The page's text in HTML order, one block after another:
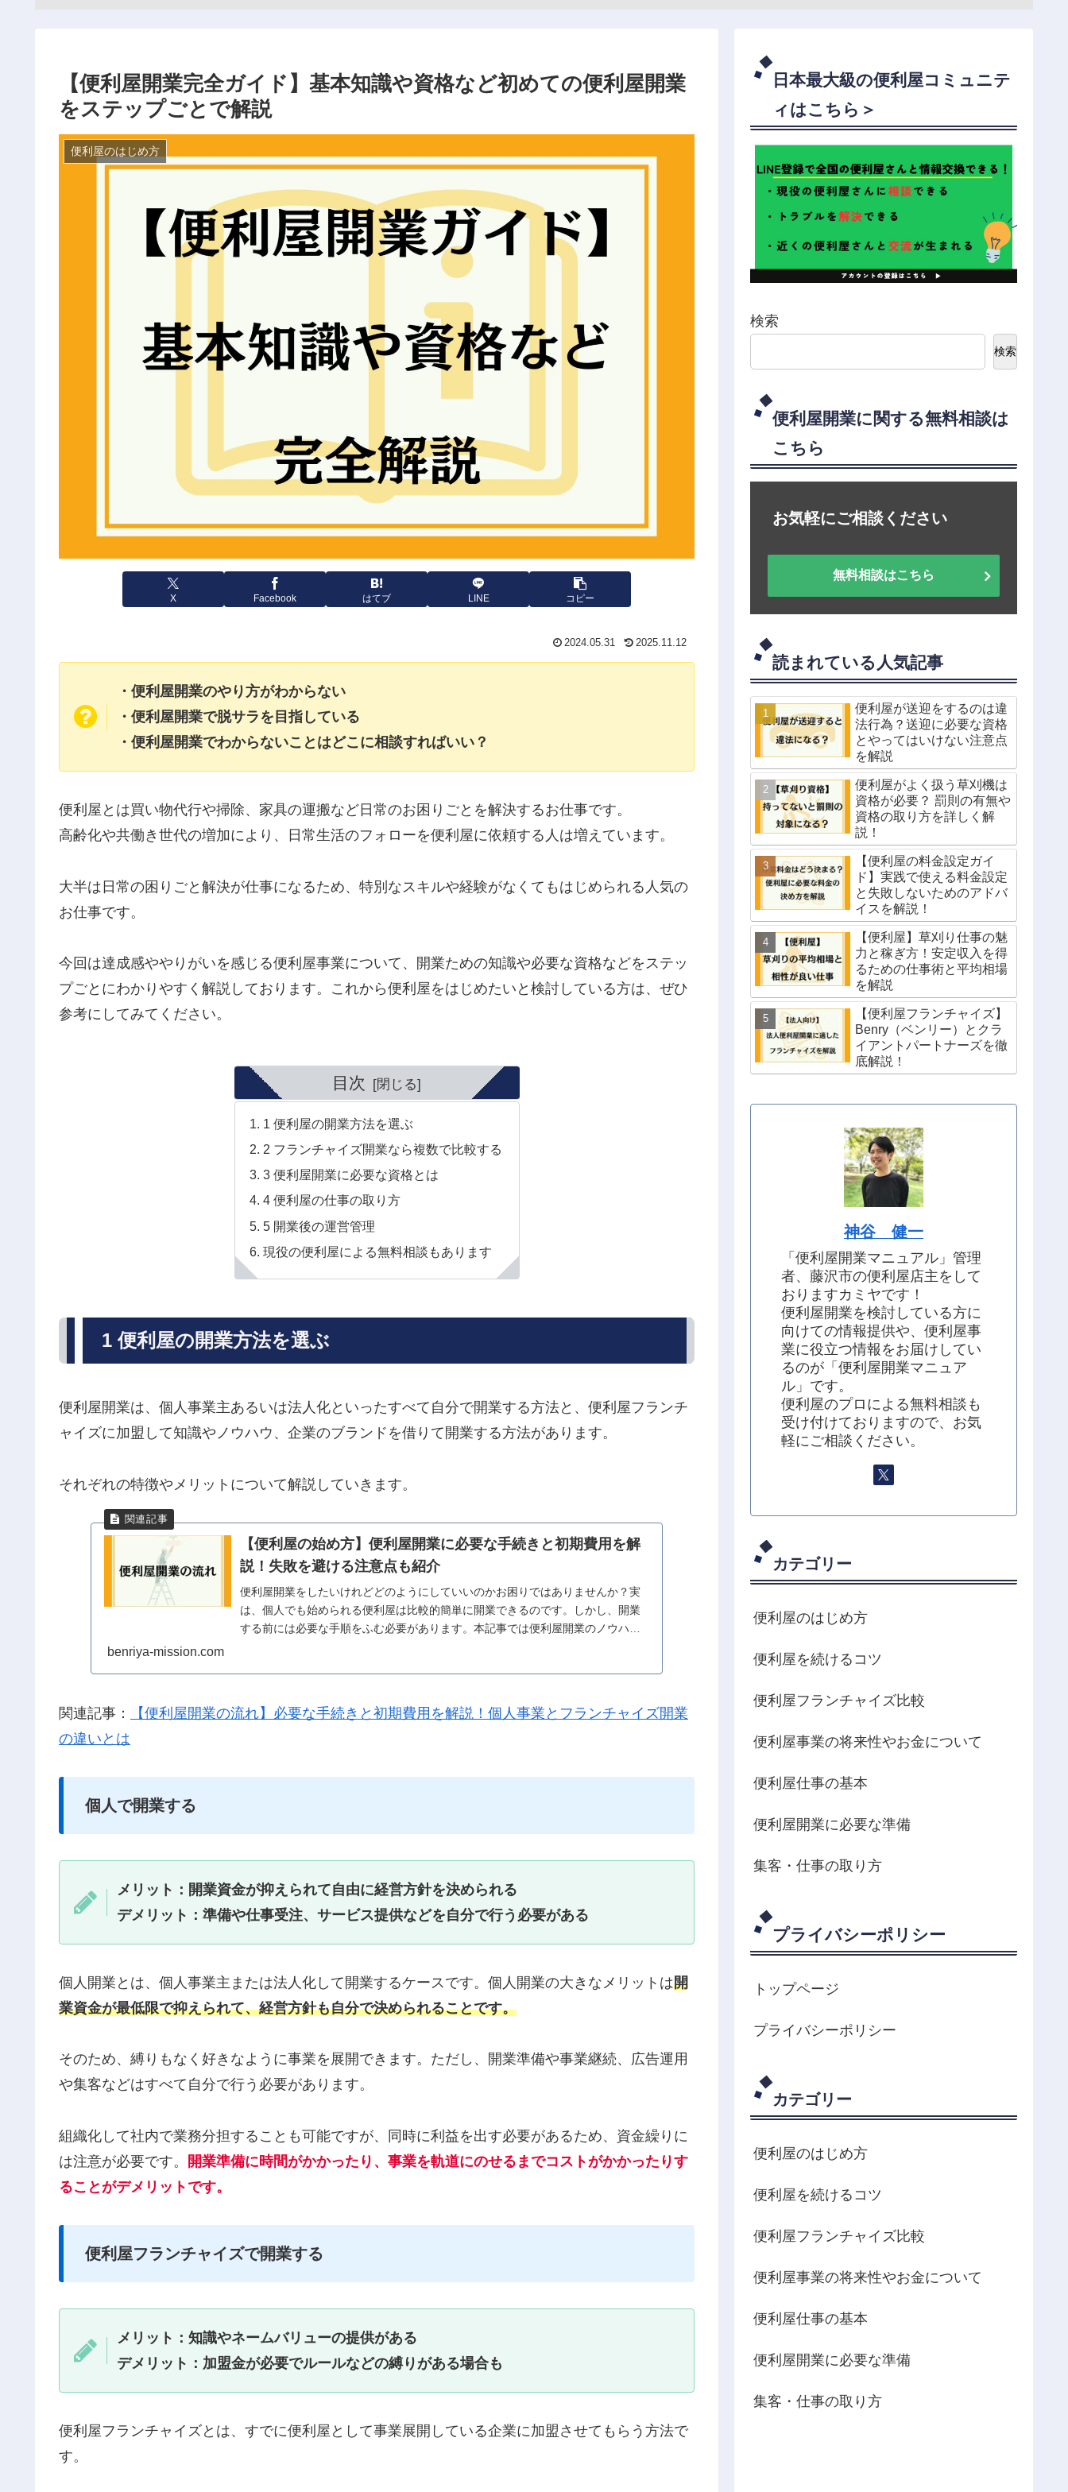
【便利屋開業完全ガイド】基本知識や資格など初めての便利屋開業
をステップごとで解説
便利屋のはじめ方
X Facebook はてブ LINE コピー
2024.05.31 2025.11.12
・便利屋開業のやり方がわからない
・便利屋開業で脱サラを目指している
・便利屋開業でわからないことはどこに相談すればいい？
便利屋とは買い物代行や掃除、家具の運搬など日常のお困りごとを解決するお仕事です。
高齢化や共働き世代の増加により、日常生活のフォローを便利屋に依頼する人は増えています。
大半は日常の困りごと解決が仕事になるため、特別なスキルや経験がなくてもはじめられる人気の
お仕事です。
今回は達成感ややりがいを感じる便利屋事業について、開業ための知識や必要な資格などをステッ
プごとにわかりやすく解説しております。これから便利屋をはじめたいと検討している方は、ぜひ
参考にしてみてください。
目次
1 便利屋の開業方法を選ぶ
2 フランチャイズ開業なら複数で比較する
3 便利屋開業に必要な資格とは
4 便利屋の仕事の取り方
5 開業後の運営管理
現役の便利屋による無料相談もあります
1 便利屋の開業方法を選ぶ
便利屋開業は、個人事業主あるいは法人化といったすべて自分で開業する方法と、便利屋フランチ
ャイズに加盟して知識やノウハウ、企業のブランドを借りて開業する方法があります。
それぞれの特徴やメリットについて解説していきます。
【便利屋の始め方】便利屋開業に必要な手続きと初期費用を解
説！失敗を避ける注意点も紹介
便利屋開業をしたいけれどどのようにしていいのかお困りではありませんか？実
は、個人でも始められる便利屋は比較的簡単に開業できるのです。しかし、開業
する前には必要な手順をふむ必要があります。本記事では便利屋開業のノウハウ
benriya-mission.com
関連記事：
【便利屋開業の流れ】必要な手続きと初期費用を解説！個人事業とフランチャイズ開業
の違いとは
個人で開業する
メリット：開業資金が抑えられて自由に経営方針を決められる
デメリット：準備や仕事受注、サービス提供などを自分で行う必要がある
個人開業とは、個人事業主または法人化して開業するケースです。個人開業の大きなメリットは開
業資金が最低限で抑えられて、経営方針も自分で決められることです。
そのため、縛りもなく好きなように事業を展開できます。ただし、開業準備や事業継続、広告運用
や集客などはすべて自分で行う必要があります。
組織化して社内で業務分担することも可能ですが、同時に利益を出す必要があるため、資金繰りに
は注意が必要です。
開業準備に時間がかかったり、事業を軌道にのせるまでコストがかかったりす
ることがデメリットです。
便利屋フランチャイズで開業する
メリット：知識やネームバリューの提供がある
デメリット：加盟金が必要でルールなどの縛りがある場合も
便利屋フランチャイズとは、すでに便利屋として事業展開している企業に加盟させてもらう方法で
す。
日本最大級の便利屋コミュニテ
ィはこちら＞
検索
検索
便利屋開業に関する無料相談は
こちら
お気軽にご相談ください
無料相談はこちら
読まれている人気記事
便利屋が送迎をするのは違
法行為？送迎に必要な資格
とやってはいけない注意点
を解説
便利屋がよく扱う草刈機は
資格が必要？ 罰則の有無や
資格の取り方を詳しく解
説！
【便利屋の料金設定ガイ
ド】実践で使える料金設定
と失敗しないためのアドバ
イスを解説！
【便利屋】草刈り仕事の魅
力と稼ぎ方！安定収入を得
るための仕事術と平均相場
を解説
【便利屋フランチャイズ】
Benry（ベンリー）とクラ
イアントパートナーズを徹
底解説！
神谷 健一
「便利屋開業マニュアル」管理
者、藤沢市の便利屋店主をして
おりますカミヤです！
便利屋開業を検討している方に
向けての情報提供や、便利屋事
業に役立つ情報をお届けしてい
るのが「便利屋開業マニュア
ル」です。
便利屋のプロによる無料相談も
受け付けておりますので、お気
軽にご相談ください。
カテゴリー
便利屋のはじめ方
便利屋を続けるコツ
便利屋フランチャイズ比較
便利屋事業の将来性やお金について
便利屋仕事の基本
便利屋開業に必要な準備
集客・仕事の取り方
プライバシーポリシー
トップページ
プライバシーポリシー
カテゴリー
便利屋のはじめ方
便利屋を続けるコツ
便利屋フランチャイズ比較
便利屋事業の将来性やお金について
便利屋仕事の基本
便利屋開業に必要な準備
集客・仕事の取り方